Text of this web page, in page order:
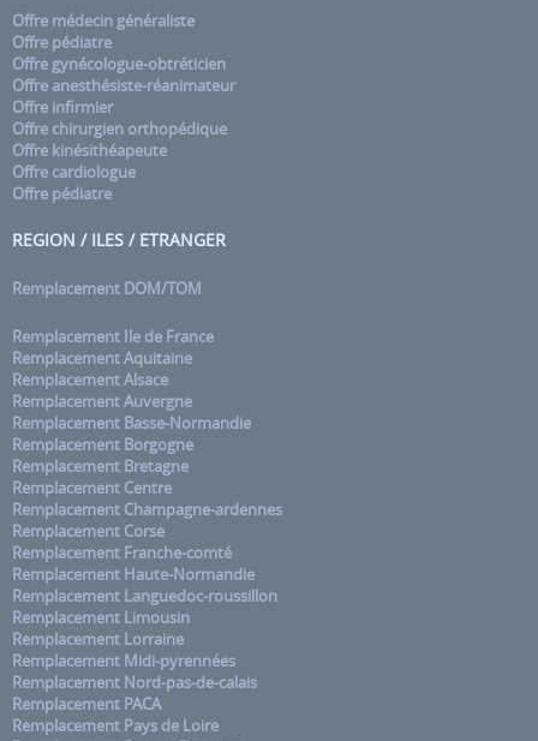
Offre médecin généraliste
Offre pédiatre
Offre gynécologue-obtréticien
Offre anesthésiste-réanimateur
Offre infirmier
Offre chirurgien orthopédique
Offre kinésithéapeute
Offre cardiologue
Offre pédiatre
REGION / ILES / ETRANGER
Remplacement DOM/TOM
Remplacement Ile de France
Remplacement Aquitaine
Remplacement Alsace
Remplacement Auvergne
Remplacement Basse-Normandie
Remplacement Borgogne
Remplacement Bretagne
Remplacement Centre
Remplacement Champagne-ardennes
Remplacement Corse
Remplacement Franche-comté
Remplacement Haute-Normandie
Remplacement Languedoc-roussillon
Remplacement Limousin
Remplacement Lorraine
Remplacement Midi-pyrennées
Remplacement Nord-pas-de-calais
Remplacement PACA
Remplacement Pays de Loire